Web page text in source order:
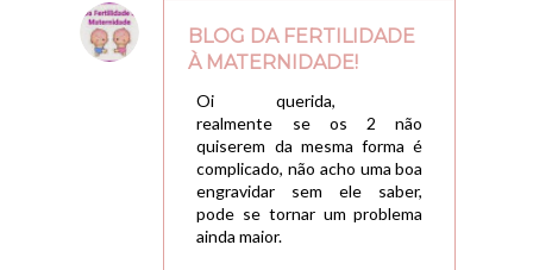
BLOG DA FERTILIDADE
À MATERNIDADE!
Oi querida,
realmente se os 2 não
quiserem da mesma forma é
complicado, não acho uma boa
engravidar sem ele saber,
pode se tornar um problema
ainda maior.